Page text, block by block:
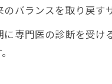
バランスを取り戻す
専門医の診断を受け